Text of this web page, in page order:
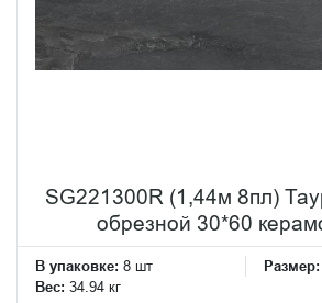
SG221300R (1,44м 8пл)
обрезной 30*60
В упаковке: 8 шт Размер:
Вес: 34.94 кг